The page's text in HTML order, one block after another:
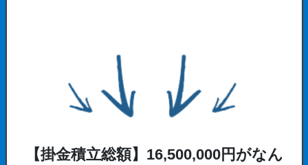
【掛金積立総額】16,500,000円がなん